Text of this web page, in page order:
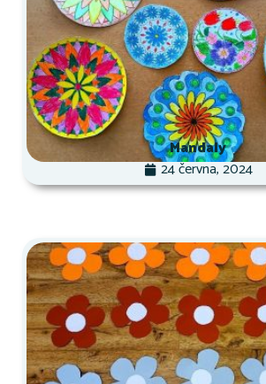
Mandaly
24 června, 2024